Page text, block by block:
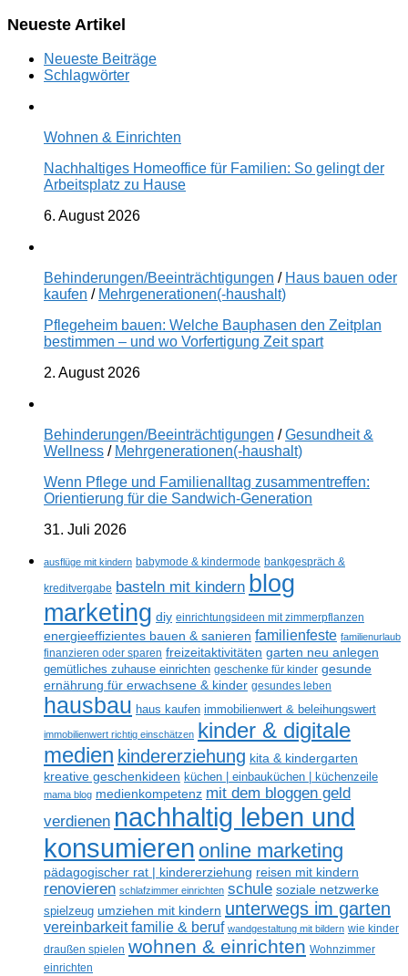
Neueste Artikel
Neueste Beiträge
Schlagwörter
Wohnen & Einrichten
Nachhaltiges Homeoffice für Familien: So gelingt der
Arbeitsplatz zu Hause
6. August 2026
Behinderungen/Beeinträchtigungen / Haus bauen oder
kaufen / Mehrgenerationen(-haushalt)
Pflegeheim bauen: Welche Bauphasen den Zeitplan
bestimmen – und wo Vorfertigung Zeit spart
2. August 2026
Behinderungen/Beeinträchtigungen /Gesundheit &
Wellness / Mehrgenerationen(-haushalt)
Wenn Pflege und Familienalltag zusammentreffen:
Orientierung für die Sandwich-Generation
31. Juli 2026
ausflüge mit kindern babymode & kindermode bankgespräch &
kreditvergabe basteln mit kindern blog
marketing diy einrichtungsideen mit zimmerpflanzen
energieeffizientes bauen & sanieren familienfeste familienurlaub
finanzieren oder sparen freizeitaktivitäten garten neu anlegen
gemütliches zuhause einrichten geschenke für kinder gesunde
ernährung für erwachsene & kinder gesundes leben
hausbau haus kaufen immobilienwert & beleihungswert
immobilienwert richtig einschätzen kinder & digitale
medien kindererziehung kita & kindergarten
kreative geschenkideen küchen | einbauküchen | küchenzeile
mama blog medienkompetenz mit dem bloggen geld
verdienen nachhaltig leben und
konsumieren online marketing
pädagogischer rat | kindererziehung reisen mit kindern
renovieren schlafzimmer einrichten schule soziale netzwerke
spielzeug umziehen mit kindern unterwegs im garten
vereinbarkeit familie & beruf wandgestaltung mit bildern wie kinder
draußen spielen wohnen & einrichten Wohnzimmer
einrichten